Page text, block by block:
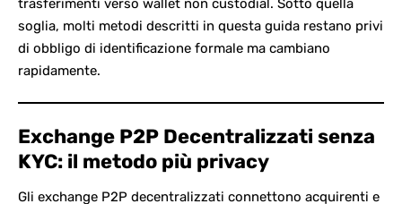
soglia, molti metodi descritti in questa guida restano privi
di obbligo di identificazione formale ma cambiano
rapidamente.
Exchange P2P Decentralizzati senza
KYC: il metodo più privacy
Gli exchange P2P decentralizzati connettono acquirenti e